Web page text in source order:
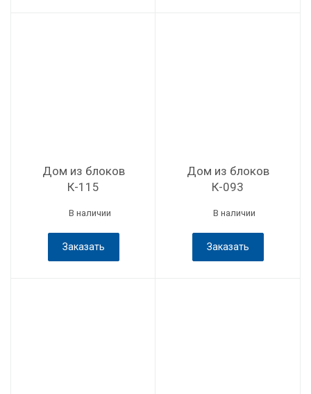
Дом из блоков
К-115
В наличии
Заказать
Дом из блоков
К-093
В наличии
Заказать